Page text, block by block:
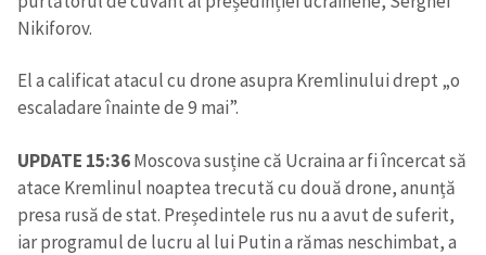
Nikiforov.
El a calificat atacul cu drone asupra Kremlinului drept „o
escaladare înainte de 9 mai”.
UPDATE 15:36Moscova susține că Ucraina ar fi încercat să
atace Kremlinul noaptea trecută cu două drone, anunță
presa rusă de stat. Președintele rus nu a avut de suferit,
iar programul de lucru al lui Putin a rămas neschimbat, a